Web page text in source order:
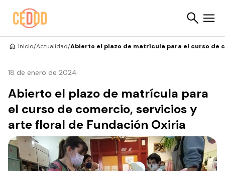
Inicio/Actualidad/Abierto el plazo de matrícula para el curso de
18 de enero de 2024
Abierto el plazo de matrícula para
el curso de comercio, servicios y
arte floral de Fundación Oxiria